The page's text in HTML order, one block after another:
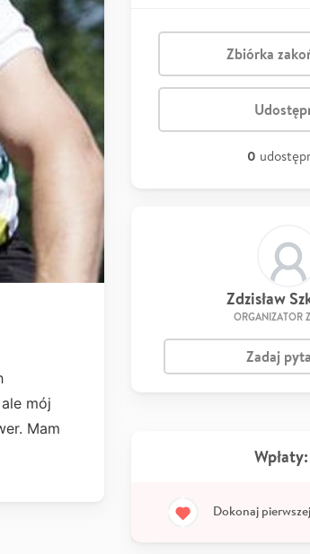
mój
Mam
Zbiórka
0
Zdzisław
ORGANIZATOR
Zadaj
Wpłaty:
Dokonaj